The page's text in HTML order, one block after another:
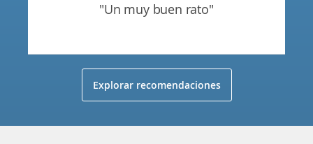
"un muy buen rato"
Explorar recomendaciones